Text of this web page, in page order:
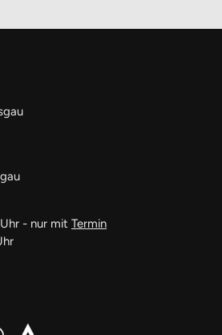
- nur mit Termin